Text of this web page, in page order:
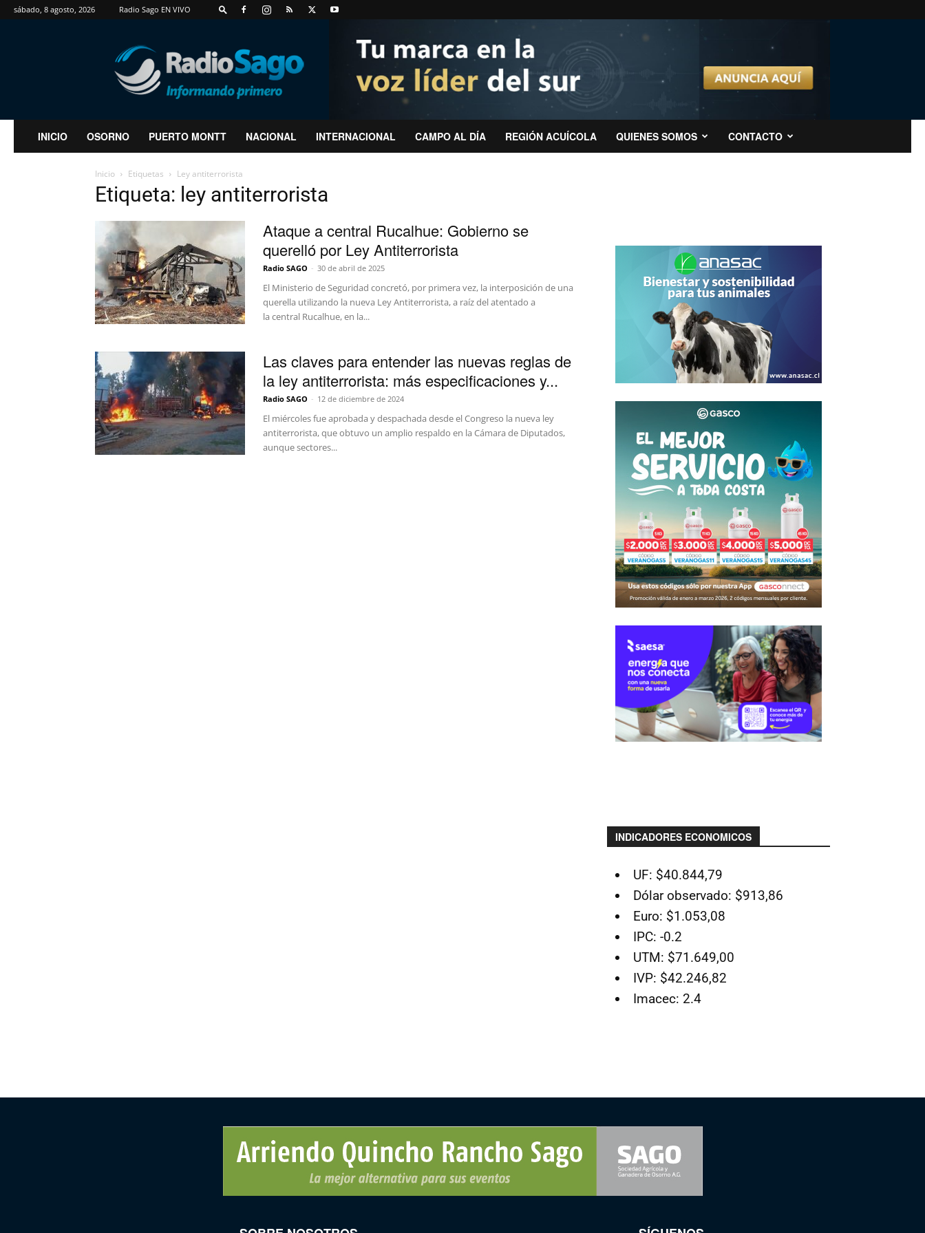
sábado, 8 agosto, 2026 Radio Sago EN VIVO
RadioSago
INICIO OSORNO PUERTO MONTT NACIONAL INTERNACIONAL CAMPO AL DÍA REGIÓN ACUÍCOLA QUIENES SOMOS CONTACTO
Inicio Etiquetas Ley antiterrorista
Etiqueta: ley antiterrorista
Ataque a central Rucalhue: Gobierno se
querelló por Ley Antiterrorista
Radio SAGO - 30 de abril de 2025
El Ministerio de Seguridad concretó, por primera vez, la interposición de una
querella utilizando la nueva Ley Antiterrorista, a raíz del atentado a
la central Rucalhue, en la...
Las claves para entender las nuevas reglas de
la ley antiterrorista: más especificaciones y...
Radio SAGO - 12 de diciembre de 2024
El miércoles fue aprobada y despachada desde el Congreso la nueva ley
antiterrorista, que obtuvo un amplio respaldo en la Cámara de Diputados,
aunque sectores...
INDICADORES ECONOMICOS
UF: $40.844,79
Dólar observado: $913,86
Euro: $1.053,08
IPC: -0.2
UTM: $71.649,00
IVP: $42.246,82
Imacec: 2.4